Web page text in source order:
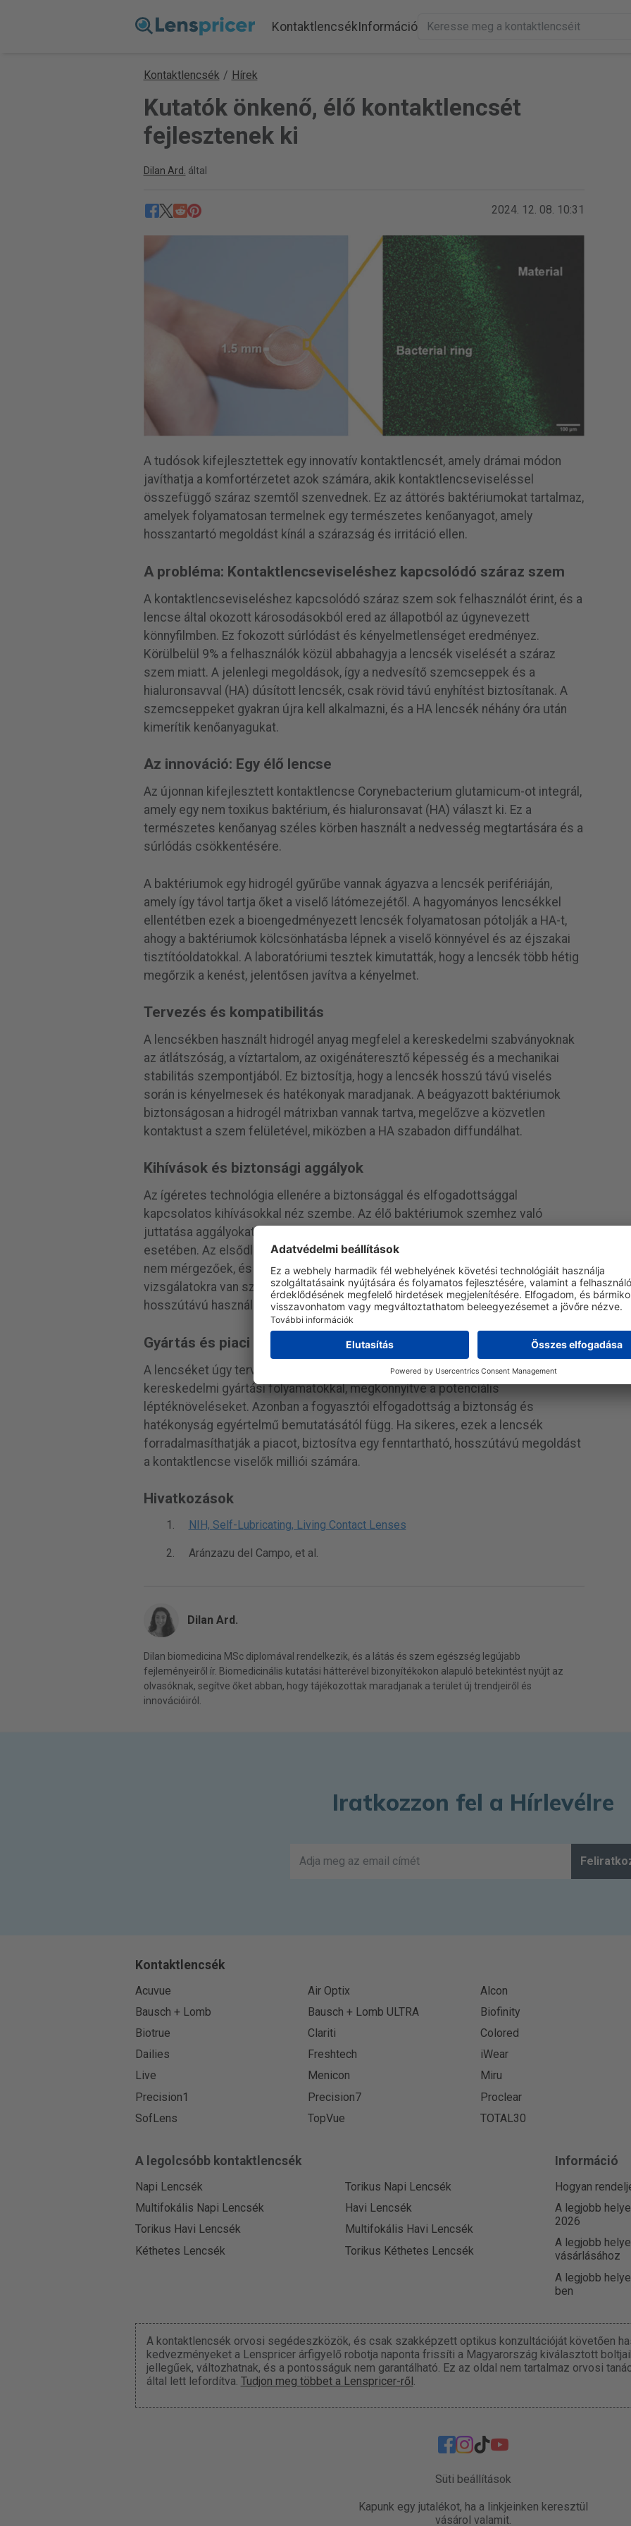
KontaktlencsékInformáció
Kontaktlencsék / Hírek
Kutatók önkenő, élő kontaktlencsét
fejlesztenek ki
Dilan Ard. által
2024. 12. 08. 10:31
A tudósok kifejlesztettek egy innovatív kontaktlencsét, amely drámai módon
javíthatja a komfortérzetet azok számára, akik kontaktlencseviseléssel
összefüggő száraz szemtől szenvednek. Ez az áttörés baktériumokat tartalmaz,
amelyek folyamatosan termelnek egy természetes kenőanyagot, amely
hosszantartó megoldást kínál a szárazság és irritáció ellen.
A probléma: Kontaktlencseviseléshez kapcsolódó száraz szem
A kontaktlencseviseléshez kapcsolódó száraz szem sok felhasználót érint, és a
lencse által okozott károsodásokból ered az állapotból az úgynevezett
könnyfilmben. Ez fokozott súrlódást és kényelmetlenséget eredményez.
Körülbelül 9% a felhasználók közül abbahagyja a lencsék viselését a száraz
szem miatt. A jelenlegi megoldások, így a nedvesítő szemcseppek és a
hialuronsavval (HA) dúsított lencsék, csak rövid távú enyhítést biztosítanak. A
szemcseppeket gyakran újra kell alkalmazni, és a HA lencsék néhány óra után
kimerítik kenőanyagukat.
Az innováció: Egy élő lencse
Az újonnan kifejlesztett kontaktlencse Corynebacterium glutamicum-ot integrál,
amely egy nem toxikus baktérium, és hialuronsavat (HA) választ ki. Ez a
természetes kenőanyag széles körben használt a nedvesség megtartására és a
súrlódás csökkentésére.
A baktériumok egy hidrogél gyűrűbe vannak ágyazva a lencsék perifériáján,
amely így távol tartja őket a viselő látómezejétől. A hagyományos lencsékkel
ellentétben ezek a bioengedményezett lencsék folyamatosan pótolják a HA-t,
ahogy a baktériumok kölcsönhatásba lépnek a viselő könnyével és az éjszakai
tisztítóoldatokkal. A laboratóriumi tesztek kimutatták, hogy a lencsék több hétig
megőrzik a kenést, jelentősen javítva a kényelmet.
Tervezés és kompatibilitás
A lencsékben használt hidrogél anyag megfelel a kereskedelmi szabványoknak
az átlátszóság, a víztartalom, az oxigénáteresztő képesség és a mechanikai
stabilitás szempontjából. Ez biztosítja, hogy a lencsék hosszú távú viselés
során is kényelmesek és hatékonyak maradjanak. A beágyazott baktériumok
biztonságosan a hidrogél mátrixban vannak tartva, megelőzve a közvetlen
kontaktust a szem felületével, miközben a HA szabadon diffundálhat.
Kihívások és biztonsági aggályok
Az ígéretes technológia ellenére a biztonsággal és elfogadottsággal
kapcsolatos kihívásokkal néz szembe. Az élő baktériumok szemhez való
juttatása aggályokat vet fel, különösen a gyenge immunrendszerű emberek
esetében. Az elsődleges laboratóriumi vizsgálatok azt sugallják, hogy a lencsék
nem mérgezőek, és kompatibilisek az emberi sejtekkel, de további in vivo
vizsgálatokra van szükség, hogy megerősítsék biztonságosságukat a
hosszútávú használat során.
Gyártás és piaci potenciál
A lencséket úgy tervezték, hogy kompatibilisek legyenek a meglévő
kereskedelmi gyártási folyamatokkal, megkönnyítve a potenciális
léptéknöveléseket. Azonban a fogyasztói elfogadottság a biztonság és
hatékonyság egyértelmű bemutatásától függ. Ha sikeres, ezek a lencsék
forradalmasíthatják a piacot, biztosítva egy fenntartható, hosszútávú megoldást
a kontaktlencse viselők milliói számára.
Hivatkozások
NIH, Self-Lubricating, Living Contact Lenses
Aránzazu del Campo, et al.
Dilan Ard.
Dilan biomedicina MSc diplomával rendelkezik, és a látás és szem egészség legújabb
fejleményeiről ír. Biomedicinális kutatási hátterével bizonyítékokon alapuló betekintést nyújt az
olvasóknak, segítve őket abban, hogy tájékozottak maradjanak a terület új trendjeiről és
innovációiról.
Iratkozzon fel a Hírlevélre
Kontaktlencsék
Acuvue Air Optix
Alcon
Bausch + Lomb
Bausch + Lomb ULTRA
Biofinity
Biotrue
Clariti
Colored
Dailies
Freshtech
iWear
Live
Menicon
Miru
Precision1
Precision7
Proclear
SofLens
TopVue TOTAL30
A legolcsóbb kontaktlencsék
Napi Lencsék
Torikus Napi Lencsék
Multifokális Napi Lencsék
Havi Lencsék
Torikus Havi Lencsék
Multifokális Havi Lencsék
Kéthetes Lencsék
Torikus Kéthetes Lencsék
Információ
Hogyan
A legjobb
2026
A legjobb
vásárlásához
A legjobb
ben
A kontaktlencsék orvosi segédeszközök, és csak szakképzett optikus konzultációját követően
kedvezményeket a Lenspricer árfigyelő robotja naponta frissíti a Magyarország kiválasztott
jellegűek, változhatnak, és a pontosságuk nem garantálható. Ez az oldal nem tartalmaz orvosi
által lett lefordítva. Tudjon meg többet a Lenspricer-ről
Süti beállítások
Kapunk egy jutalékot, ha a linkjeinken keresztül
vásárol valamit.